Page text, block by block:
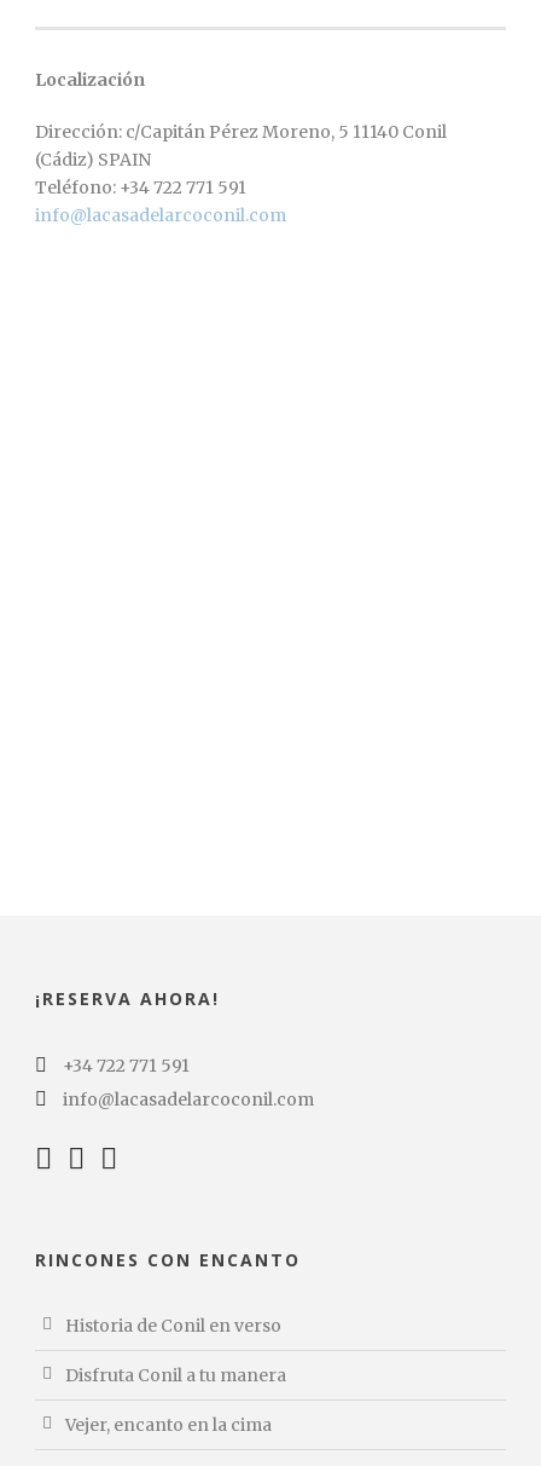
Localización
Dirección: c/Capitán Pérez Moreno, 5 11140 Conil
(Cádiz) SPAIN
Teléfono: +34 722 771 591
info@lacasadelarcoconil.com
¡RESERVA AHORA!
+34 722 771 591
info@lacasadelarcoconil.com
RINCONES CON ENCANTO
Historia de Conil en verso
Disfruta Conil a tu manera
Vejer, encanto en la cima